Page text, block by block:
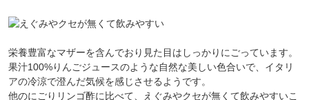
栄養豊富なマザーを含んでおり見た目はしっかりにごっています。
果汁100%りんごジュースのような自然な美しい色合いで、イタリ
アの冷涼で澄んだ気候を感じさせるようです。
他のにごりリンゴ酢に比べて、えぐみやクセが無くて飲みやすいこ